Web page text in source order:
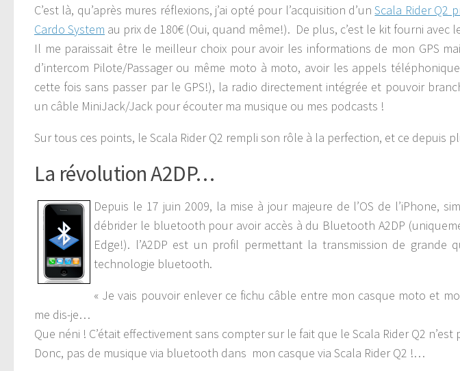
C’est là, qu’après mures réflexions, j’ai opté pour l’acquisition d’unScala Rider Q2
Cardo System au prix de 180€ (Oui, quand même!). De plus, c’est le kit fourni avec
Il me paraissait être le meilleur choix pour avoir les informations de mon GPS
d’intercom Pilote/Passager ou même moto à moto, avoir les appels
cette fois sans passer par le GPS!), la radio directement intégrée et pouvoir
un câble MiniJack/Jack pour écouter ma musique ou mes podcasts !
Sur tous ces points, le Scala Rider Q2 rempli son rôle à la perfection, et ce depuis
La révolution A2DP…
Depuis le 17 juin 2009, la mise à jour majeure de l’OS de l’iPhone,
débrider le bluetooth pour avoir accès à du Bluetooth A2DP
Edge!). l’A2DP est un profil permettant la transmission de
technologie bluetooth.
« Je vais pouvoir enlever ce fichu câble entre mon casque moto et
me dis-je…
Que néni ! C’était effectivement sans compter sur le fait que le Scala Rider Q2
Donc, pas de musique via bluetooth dans mon casque via Scala Rider Q2 !…